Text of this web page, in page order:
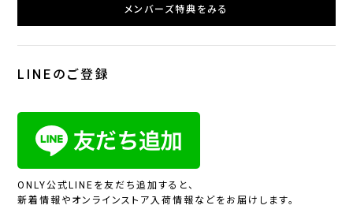
メンバーズ特典をみる
LINEのご登録
ONLY公式LINEを友だち追加すると、
新着情報やオンラインストア入荷情報などをお届けします。